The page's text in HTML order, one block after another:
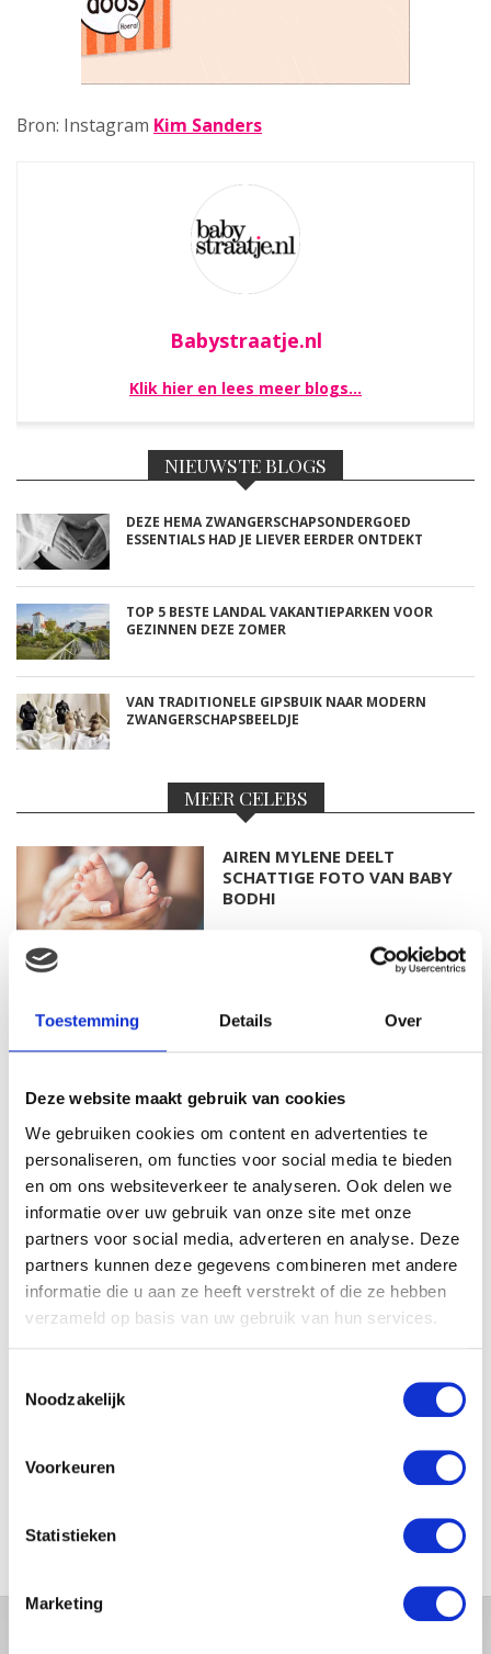
Toestemming Details Over
Deze website maakt gebruik van cookies
We gebruiken cookies om content en advertenties te
personaliseren, om functies voor social media te bieden
en om ons websiteverkeer te analyseren. Ook delen we
informatie over uw gebruik van onze site met onze
partners voor social media, adverteren en analyse. Deze
partners kunnen deze gegevens combineren met andere
informatie die u aan ze heeft verstrekt of die ze hebben
verzameld op basis van uw gebruik van hun services.
Noodzakelijk
Voorkeuren
Statistieken
Marketing
Bron: Instagram Kim Sanders
Babystraatje.nl
Klik hier en lees meer blogs…
NIEUWSTE BLOGS
DEZE HEMA ZWANGERSCHAPSONDERGOED
ESSENTIALS HAD JE LIEVER EERDER ONTDEKT
TOP 5 BESTE LANDAL VAKANTIEPARKEN VOOR
GEZINNEN DEZE ZOMER
VAN TRADITIONELE GIPSBUIK NAAR MODERN
ZWANGERSCHAPSBEELDJE
MEER CELEBS
AIREN MYLENE DEELT
SCHATTIGE FOTO VAN BABY
BODHI
MET DOCHTERTJE SCOTTIE
KIM KÖTTER DEELT PRACHTIGE
GEZINSFOTO MET HAAR
MANNEN
JOSJE HUISMAN SHOWT
BABYBUIK OP IBIZA
PRACHTIGE FOTO MET BABY